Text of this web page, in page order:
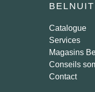
BELNUIT
Catalogue
Services
Magasins
Conseils
Contact